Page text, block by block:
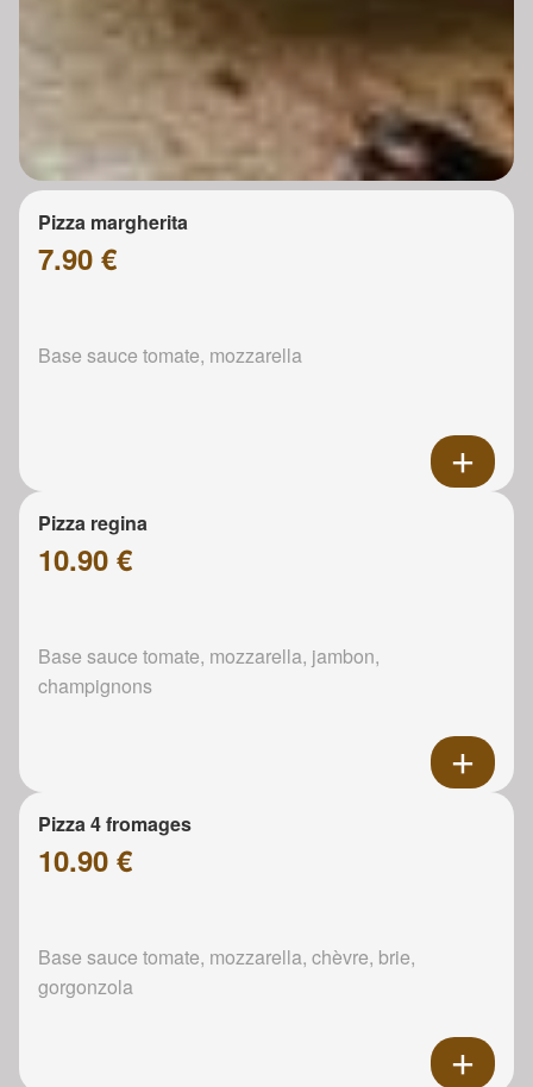
Pizza margherita
7.90 €
Base sauce tomate, mozzarella
Pizza regina
10.90 €
Base sauce tomate, mozzarella, jambon,
champignons
Pizza 4 fromages
10.90 €
Base sauce tomate, mozzarella, chèvre, brie,
gorgonzola